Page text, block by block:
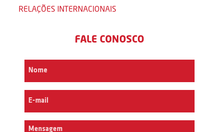
RELAÇÕES INTERNACIONAIS
FALE CONOSCO